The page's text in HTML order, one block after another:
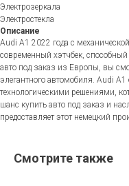
Электрозеркала
Электростекла
Описание
Audi A1 2022 года с
современный хэтчбек,
авто под заказ из Европы, вы
элегантного автомобиля. Audi
технологическими решениями,
шанс купить авто под заказ и
предоставляет этот немецкий
Смотрите также